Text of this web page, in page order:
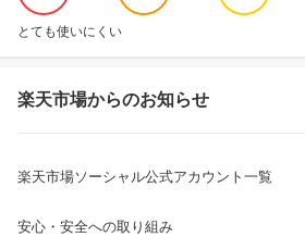
とても使いにくい
楽天市場からのお知らせ
楽天市場ソーシャル公式アカウント一覧
安心・安全への取り組み